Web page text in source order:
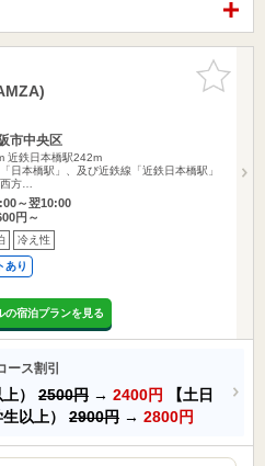
お気に入
りに追加
市中央区
近鉄日本橋駅242m
日本橋駅」、及び近鉄線「近鉄日本橋駅」
方…
～翌10:00
円～
冷え性
あり
の宿泊プランを見る
ース割引
） 2500円 → 2400円
【土日
以上） 2900円 → 2800円